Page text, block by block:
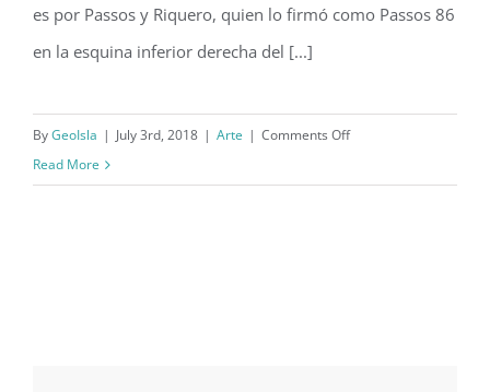
es por Passos y Riquero, quien lo firmó como Passos 86
en la esquina inferior derecha del [...]
ByGeoIsla | July 3rd, 2018 | Arte | Comments Offon
Read More